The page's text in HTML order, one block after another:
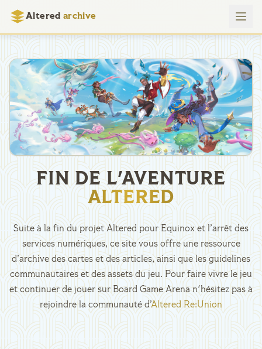
Altered archive
FIN DE L'AVENTURE
ALTERED
Suite à la fin du projet Altered pour Equinox et l’arrêt des
services numériques, ce site vous offre une ressource
d’archive des cartes et des articles, ainsi que les guidelines
communautaires et des assets du jeu. Pour faire vivre le jeu
et continuer de jouer sur Board Game Arena n'hésitez pas à
rejoindre la communauté d’Altered Re:Union